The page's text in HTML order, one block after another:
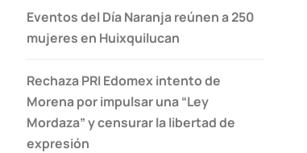
Eventos del Día Naranja reúnen a 250
mujeres en Huixquilucan
Rechaza PRI Edomex intento de
Morena por impulsar una “Ley
Mordaza” y censurar la libertad de
expresión